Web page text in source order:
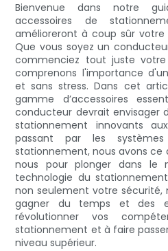
Bienvenue dans notre
accessoires de
amélioreront à coup sûr
Que vous soyez un
commenciez tout juste
comprenons l'importance
et sans stress. Dans cet
gamme d’accessoires
conducteur devrait envisager
stationnement innovants
passant par les
stationnement, nous avons ce
nous pour plonger dans le
technologie du
non seulement votre
gagner du temps et des
révolutionner vos
stationnement et à faire
niveau supérieur.